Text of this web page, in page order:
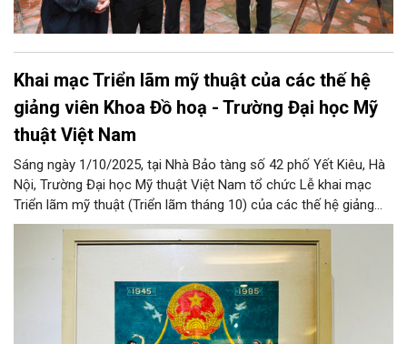
Khai mạc Triển lãm mỹ thuật của các thế hệ
giảng viên Khoa Đồ hoạ - Trường Đại học Mỹ
thuật Việt Nam
Sáng ngày 1/10/2025, tại Nhà Bảo tàng số 42 phố Yết Kiêu, Hà
Nội, Trường Đại học Mỹ thuật Việt Nam tổ chức Lễ khai mạc
Triển lãm mỹ thuật (Triển lãm tháng 10) của các thế hệ giảng
viên Khoa Đồ hoạ - Trường Đại học Mỹ thuật Việt Nam. Triển
lãm nằm trong chuỗi sự kiện kỷ niệm 100 năm thành lập Trường
Mỹ thuật Đông Dương - Đại học Mỹ thuật Việt Nam.